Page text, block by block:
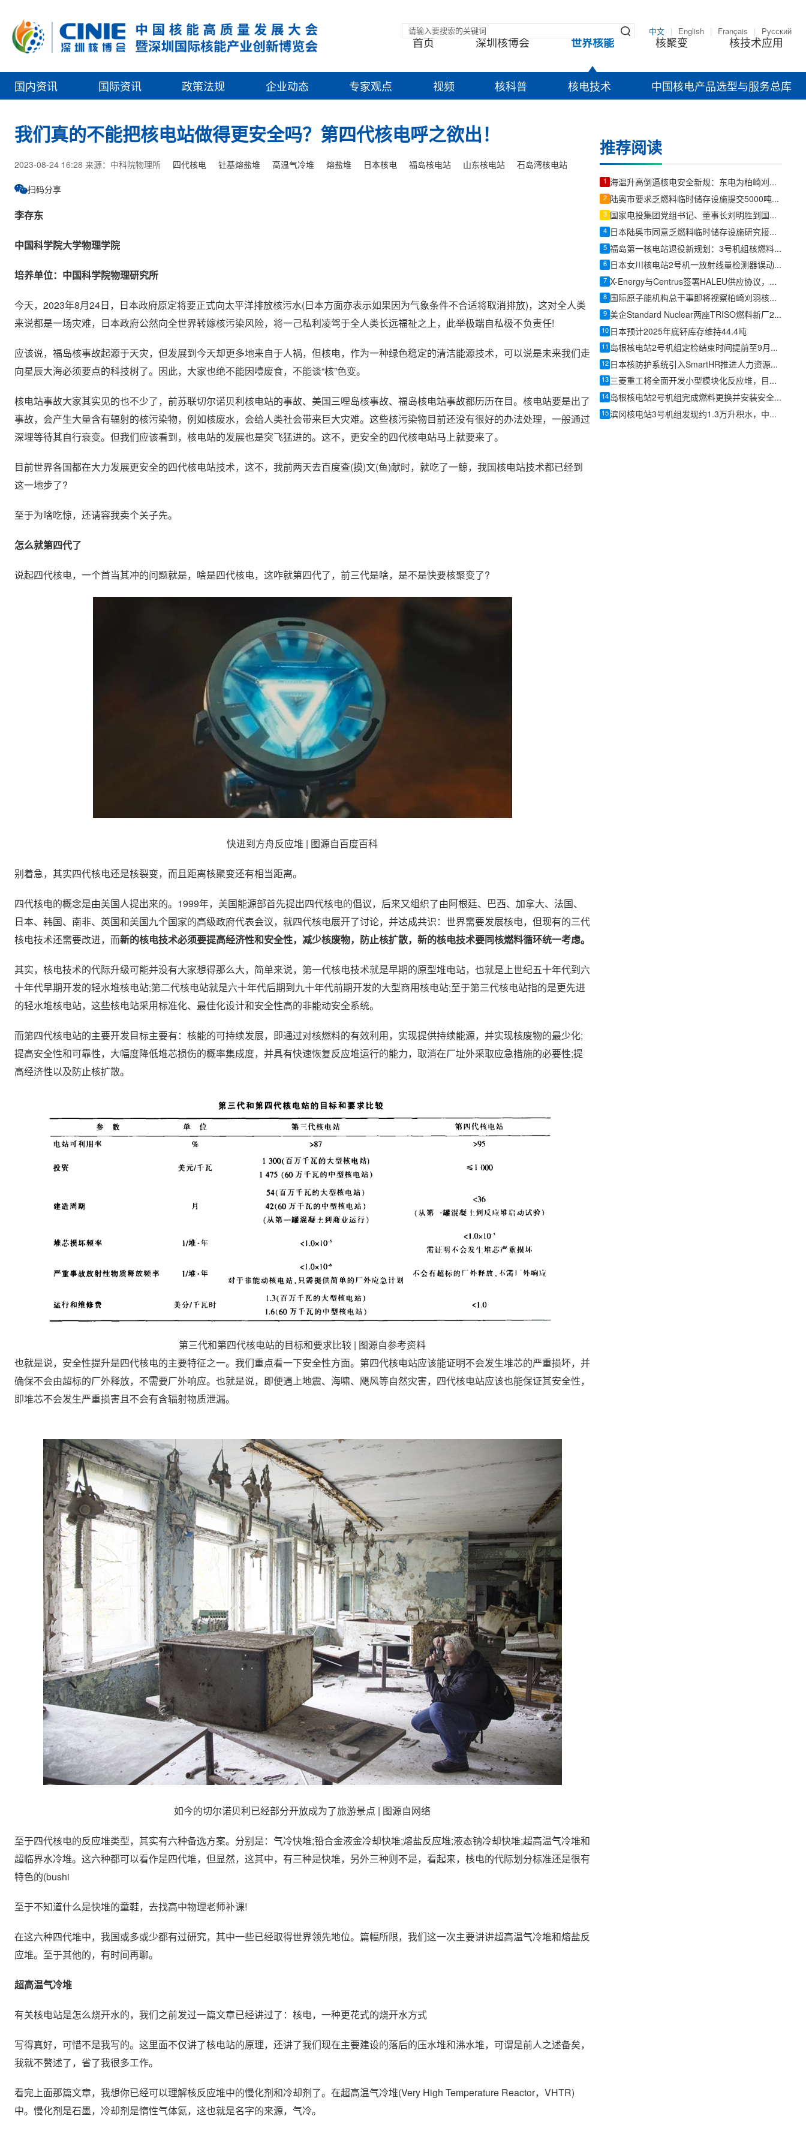
中文 English Français Русский
首页 深圳核博会 世界核能 核聚变 核技术应用
国内资讯 国际资讯 政策法规 企业动态 专家观点 视频 核科普 核电技术 中国核电产品选型与服务总库
我们真的不能把核电站做得更安全吗？第四代核电呼之欲出！
2023-08-24 16:28 来源：中科院物理所 四代核电 钍基熔盐堆 高温气冷堆 熔盐堆 日本核电 福岛核电站 山东核电站 石岛湾核电站
扫码分享
李存东
中国科学院大学物理学院
培养单位：中国科学院物理研究所
今天，2023年8月24日，日本政府原定将要正式向太平洋排放核污水(日本方面亦表示如果因为气象条件不合适将取消排放)，这对全人类
来说都是一场灾难，日本政府公然向全世界转嫁核污染风险，将一己私利凌驾于全人类长远福祉之上，此举极端自私极不负责任!
应该说，福岛核事故起源于天灾，但发展到今天却更多地来自于人祸，但核电，作为一种绿色稳定的清洁能源技术，可以说是未来我们走
向星辰大海必须要点的科技树了。因此，大家也绝不能因噎废食，不能谈“核”色变。
核电站事故大家其实见的也不少了，前苏联切尔诺贝利核电站的事故、美国三哩岛核事故、福岛核电站事故都历历在目。核电站要是出了
事故，会产生大量含有辐射的核污染物，例如核废水，会给人类社会带来巨大灾难。这些核污染物目前还没有很好的办法处理，一般通过
深埋等待其自行衰变。但我们应该看到，核电站的发展也是突飞猛进的。这不，更安全的四代核电站马上就要来了。
目前世界各国都在大力发展更安全的四代核电站技术，这不，我前两天去百度查(摸)文(鱼)献时，就吃了一鲸，我国核电站技术都已经到
这一地步了?
至于为啥吃惊，还请容我卖个关子先。
怎么就第四代了
说起四代核电，一个首当其冲的问题就是，啥是四代核电，这咋就第四代了，前三代是啥，是不是快要核聚变了?
快进到方舟反应堆 | 图源自百度百科
别着急，其实四代核电还是核裂变，而且距离核聚变还有相当距离。
四代核电的概念是由美国人提出来的。1999年，美国能源部首先提出四代核电的倡议，后来又组织了由阿根廷、巴西、加拿大、法国、
日本、韩国、南非、英国和美国九个国家的高级政府代表会议，就四代核电展开了讨论，并达成共识：世界需要发展核电，但现有的三代
核电技术还需要改进，而新的核电技术必须要提高经济性和安全性，减少核废物，防止核扩散，新的核电技术要同核燃料循环统一考虑。
其实，核电技术的代际升级可能并没有大家想得那么大，简单来说，第一代核电技术就是早期的原型堆电站，也就是上世纪五十年代到六
十年代早期开发的轻水堆核电站;第二代核电站就是六十年代后期到九十年代前期开发的大型商用核电站;至于第三代核电站指的是更先进
的轻水堆核电站，这些核电站采用标准化、最佳化设计和安全性高的非能动安全系统。
而第四代核电站的主要开发目标主要有：核能的可持续发展，即通过对核燃料的有效利用，实现提供持续能源，并实现核废物的最少化;
提高安全性和可靠性，大幅度降低堆芯损伤的概率集成度，并具有快速恢复反应堆运行的能力，取消在厂址外采取应急措施的必要性;提
高经济性以及防止核扩散。
第三代和第四代核电站的目标和要求比较 | 图源自参考资料
也就是说，安全性提升是四代核电的主要特征之一。我们重点看一下安全性方面。第四代核电站应该能证明不会发生堆芯的严重损坏，并
确保不会由超标的厂外释放，不需要厂外响应。也就是说，即便遇上地震、海啸、飓风等自然灾害，四代核电站应该也能保证其安全性，
即堆芯不会发生严重损害且不会有含辐射物质泄漏。
如今的切尔诺贝利已经部分开放成为了旅游景点 | 图源自网络
至于四代核电的反应堆类型，其实有六种备选方案。分别是：气冷快堆;铅合金液金冷却快堆;熔盐反应堆;液态钠冷却快堆;超高温气冷堆和
超临界水冷堆。这六种都可以看作是四代堆，但显然，这其中，有三种是快堆，另外三种则不是，看起来，核电的代际划分标准还是很有
特色的(bushi
至于不知道什么是快堆的童鞋，去找高中物理老师补课!
在这六种四代堆中，我国或多或少都有过研究，其中一些已经取得世界领先地位。篇幅所限，我们这一次主要讲讲超高温气冷堆和熔盐反
应堆。至于其他的，有时间再聊。
超高温气冷堆
有关核电站是怎么烧开水的，我们之前发过一篇文章已经讲过了：核电，一种更花式的烧开水方式
写得真好，可惜不是我写的。这里面不仅讲了核电站的原理，还讲了我们现在主要建设的落后的压水堆和沸水堆，可谓是前人之述备矣，
我就不赘述了，省了我很多工作。
看完上面那篇文章，我想你已经可以理解核反应堆中的慢化剂和冷却剂了。在超高温气冷堆(Very High Temperature Reactor，VHTR)
中。慢化剂是石墨，冷却剂是惰性气体氦，这也就是名字的来源，气冷。
推荐阅读
1 海温升高倒逼核电安全新规：东电为柏崎刈羽核电站设临停标准
2 陆奥市要求乏燃料临时储存设施提交5000吨运输修订方案
3 国家电投集团党组书记、董事长刘明胜到国核莱阳调研
4 日本陆奥市同意乏燃料临时储存设施研究接收其他企业燃料
5 福岛第一核电站退役新规划：3号机组核燃料碎片取出前将优先内部调查
6 日本女川核电站2号机一放射线量检测器误动作，读数数百次异常波动
7 X-Energy与Centrus签署HALEU供应协议，美国先进核燃料供应链提速
8 国际原子能机构总干事即将视察柏崎刈羽核电站
9 美企Standard Nuclear两座TRISO燃料新厂2026年内投产，美国独立产能再扩容
10 日本预计2025年底钚库存维持44.4吨
11 岛根核电站2号机组定检结束时间提前至9月16日
12 日本核防护系统引入SmartHR推进人力资源数据集中管理
13 三菱重工将全面开发小型模块化反应堆，目标在日本实现商业化
14 岛根核电站2号机组完成燃料更换并安装安全壳顶盖
15 滨冈核电站3号机组发现约1.3万升积水，中部电力继续调查数据造假事件